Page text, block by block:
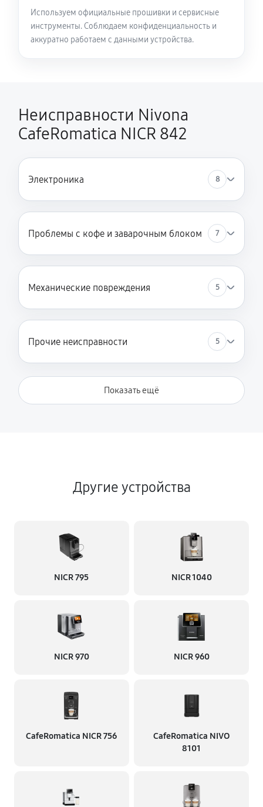
Используем официальные прошивки и сервисные
инструменты. Соблюдаем конфиденциальность и
аккуратно работаем с данными устройства.
Неисправности Nivona
CafeRomatica NICR 842
Электроника 8
Проблемы с кофе и заварочным блоком 7
Механические повреждения 5
Прочие неисправности 5
Показать ещё
Другие устройства
NICR 795 NICR 1040
NICR 970 NICR 960
CafeRomatica NICR 756
CafeRomatica NIVO
8101